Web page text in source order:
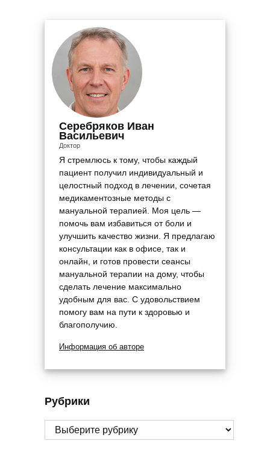
Серебряков Иван
Васильевич
Доктор
Я стремлюсь к тому, чтобы каждый
пациент получил индивидуальный и
целостный подход в лечении, сочетая
медикаментозные методы с
мануальной терапией. Моя цель —
помочь вам избавиться от боли и
улучшить качество жизни. Я предлагаю
консультации как в офисе, так и
онлайн, и готов провести сеансы
мануальной терапии на дому, чтобы
сделать лечение максимально
удобным для вас. С удовольствием
помогу вам на пути к здоровью и
благополучию.
Информация об авторе
Рубрики
Рубрики